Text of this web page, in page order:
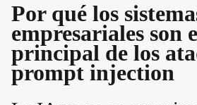
Por qué los
empresariales son
principal de los
prompt injection